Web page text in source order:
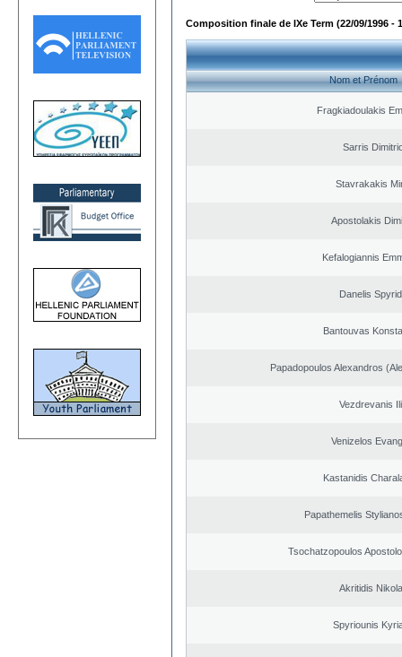
Composition finale de IXe Term (22/09/1996 -
Nom et Prénom
Fragkiadoulakis
Sarris
Stavrakakis
Apostolakis
Kefalogiannis
Danelis
Bantouvas
Papadopoulos Alexandros
Vezdrevanis
Venizelos
Kastanidis
Papathemelis
Tsochatzopoulos
Akritidis
Spyriounis